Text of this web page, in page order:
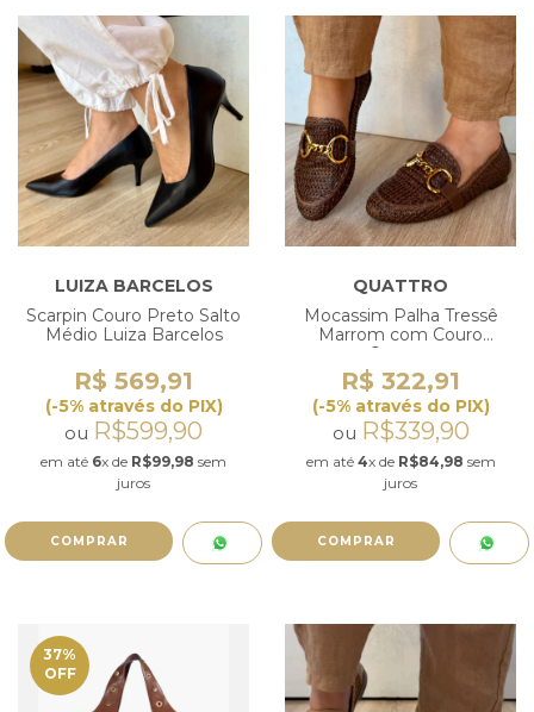
LUIZA BARCELOS
Scarpin Couro Preto Salto
Médio Luiza Barcelos
R$ 569,91
(-5% através do PIX)
ou R$599,90
em até 6x de R$99,98 sem
juros
COMPRAR
QUATTRO
Mocassim Palha Tressê
Marrom com Couro
Quattro
R$ 322,91
(-5% através do PIX)
ou R$339,90
em até 4x de R$84,98 sem
juros
COMPRAR
37%
OFF